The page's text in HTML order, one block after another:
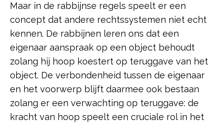
Maar in de rabbijnse regels speelt er een
concept dat andere rechtssystemen niet echt
kennen. De rabbijnen leren ons dat een
eigenaar aanspraak op een object behoudt
zolang hij hoop koestert op teruggave van het
object. De verbondenheid tussen de eigenaar
en het voorwerp blijft daarmee ook bestaan
zolang er een verwachting op teruggave: de
kracht van hoop speelt een cruciale rol in het